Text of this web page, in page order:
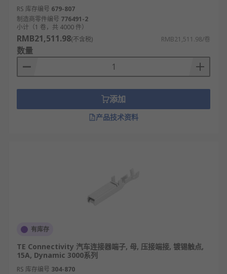
RS 库存编号 679-807
制造商零件编号 776491-2
小计（1 卷，共 4000 件）
RMB21,511.98(不含税) RMB21,511.98/卷
数量
添加
产品技术资料
有库存
TE Connectivity 汽车连接器端子, 母, 压接端接, 镀锡触点,
15A, Dynamic 3000系列
RS 库存编号 304-870